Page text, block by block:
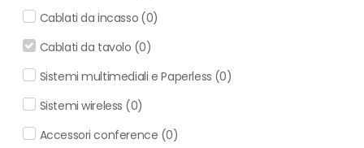
Cablati da incasso (0)
Cablati da tavolo (0)
Sistemi multimediali e Paperless (0)
Sistemi wireless (0)
Accessori conference (0)